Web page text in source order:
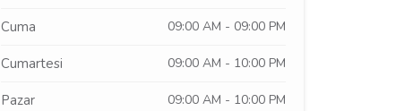
Cuma 09:00 AM - 09:00 PM
Cumartesi 09:00 AM - 10:00 PM
Pazar 09:00 AM - 10:00 PM